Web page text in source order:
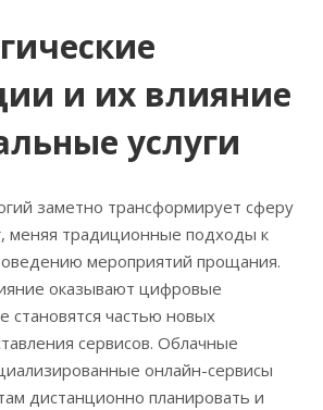
и их влияние
услуги
заметно трансформирует сферу
меняя традиционные подходы к
мероприятий прощания.
оказывают цифровые
становятся частью новых
сервисов. Облачные
онлайн-сервисы
дистанционно планировать и